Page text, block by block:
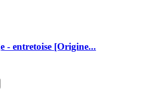
- entretoise [Origine...